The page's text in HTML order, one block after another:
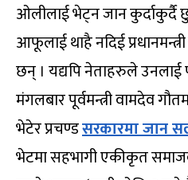
ओलीलाई भेट्न जान कुर्दाकुर्दै
आफूलाई थाहै नदिई
छन् । यद्यपि नेताहरुले
मंगलबार पूर्वमन्त्री वामदेव
भेटेर प्रचण्डसरकारमा जान
भेटमा सहभागी एकीकृत